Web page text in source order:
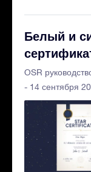
Белый и
OSR
- 14 сентября